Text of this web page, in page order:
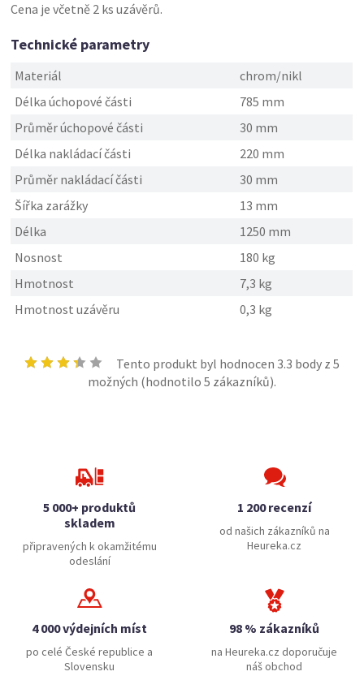
Cena je včetně 2 ks uzávěrů.
Technické parametry
Materiál
chrom/nikl
Délka úchopové části
785 mm
Průměr úchopové části
30 mm
Délka nakládací části
220 mm
Průměr nakládací části
30 mm
Šířka zarážky
13 mm
Délka
1250 mm
Nosnost
180 kg
Hmotnost
7,3 kg
Hmotnost uzávěru
0,3 kg
Tento produkt byl hodnocen 3.3 body z 5
možných (hodnotilo 5 zákazníků).
5 000+ produktů
skladem
připravených k okamžitému
odeslání
1 200 recenzí
od našich zákazníků na
Heureka.cz
4 000 výdejních míst
po celé České republice a
Slovensku
98 % zákazníků
na Heureka.cz doporučuje
náš obchod